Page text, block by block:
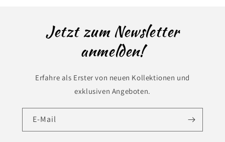
Jetzt zum Newsletter
anmelden!
Erfahre als Erster von neuen Kollektionen und
exklusiven Angeboten.
E-Mail